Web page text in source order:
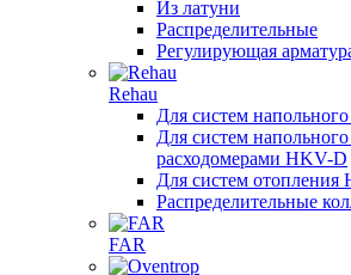
Из латуни
Распределительные
Регулирующая
Rehau
Для систем
Для систем
расходомерами HKV-D
Для систем отопления
Распределительные
FAR